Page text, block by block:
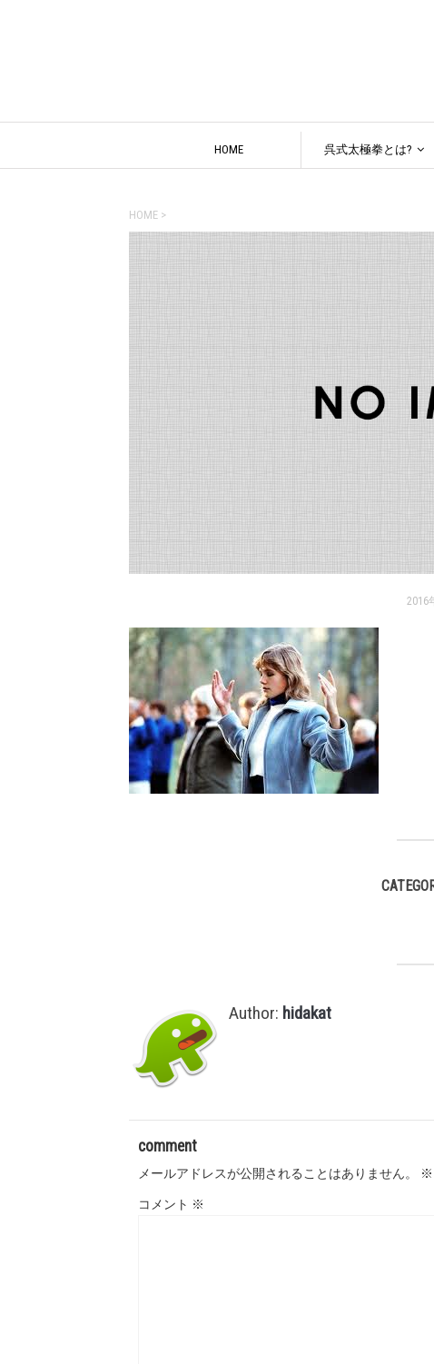
HOME 呉式太極拳とは?
HOME >
2016
Author: hidakat
comment
メールアドレスが公開されることはありません。 ※
コメント ※